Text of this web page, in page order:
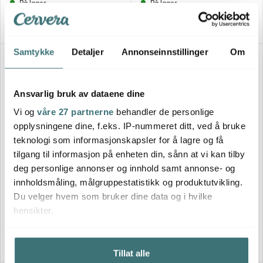
Samtykke Detaljer Annonseinnstillinger Om
Ansvarlig bruk av dataene dine
Vi og våre 27 partnerne behandler de personlige
opplysningene dine, f.eks. IP-nummeret ditt, ved å bruke
teknologi som informasjonskapsler for å lagre og få
tilgang til informasjon på enheten din, sånn at vi kan tilby
deg personlige annonser og innhold samt annonse- og
innholdsmåling, målgruppestatistikk og produktutvikling.
Du velger hvem som bruker dine data og i hvilke
hensikter.
Hvis du gir oss lov, vil vi også gjerne:
Innhente informasjon om den geografiske
Tillat alle
På lager På lager
Tokyo Design Studio
Flora Japonica ramen skål
100 cl ivy
249 kr
Tokyo Design Studio
Flora Japonica ramen skål
100 cl maple